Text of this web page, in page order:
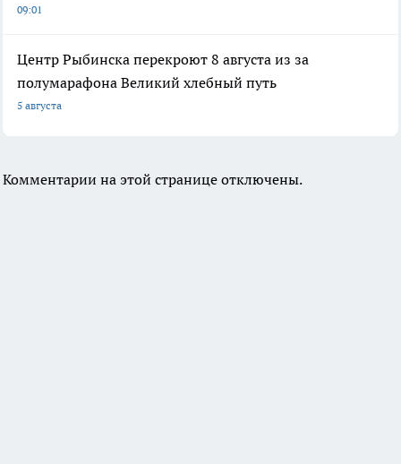
09:01
Центр Рыбинска перекроют 8 августа из за
полумарафона Великий хлебный путь
5 августа
Комментарии на этой странице отключены.